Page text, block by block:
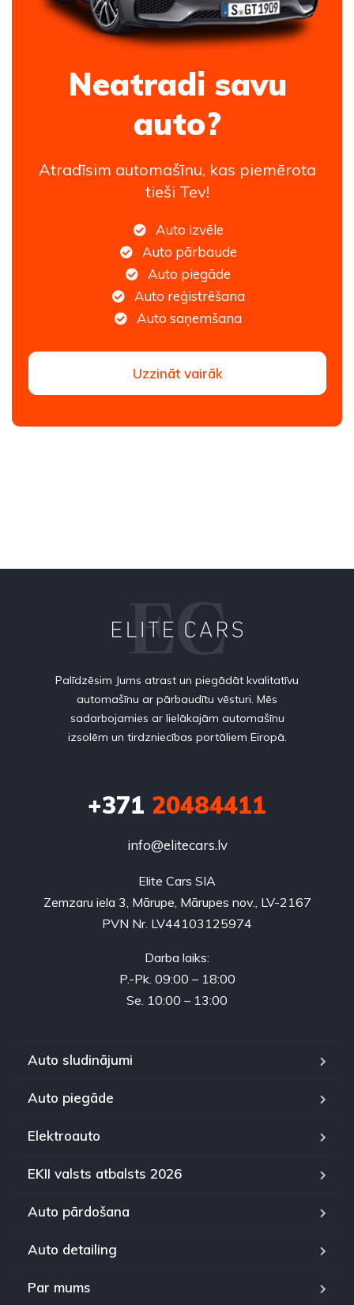
Neatradi savu
auto?
Atradīsim automašīnu, kas piemērota
tieši Tev!
Auto izvēle
Auto pārbaude
Auto piegāde
Auto reģistrēšana
Auto saņemšana
Uzzināt vairāk
Palīdzēsim Jums atrast un piegādāt kvalitatīvu
automašīnu ar pārbaudītu vēsturi. Mēs
sadarbojamies ar lielākajām automašīnu
izsolēm un tirdzniecības portāliem Eiropā.
+371 20484411
info@elitecars.lv
Elite Cars SIA
Zemzaru iela 3, Mārupe, Mārupes nov., LV-2167
PVN Nr. LV44103125974
Darba laiks:
P.-Pk. 09:00 – 18:00
Se. 10:00 – 13:00
Auto sludinājumi
Auto piegāde
Elektroauto
EKII valsts atbalsts 2026
Auto pārdošana
Auto detailing
Par mums